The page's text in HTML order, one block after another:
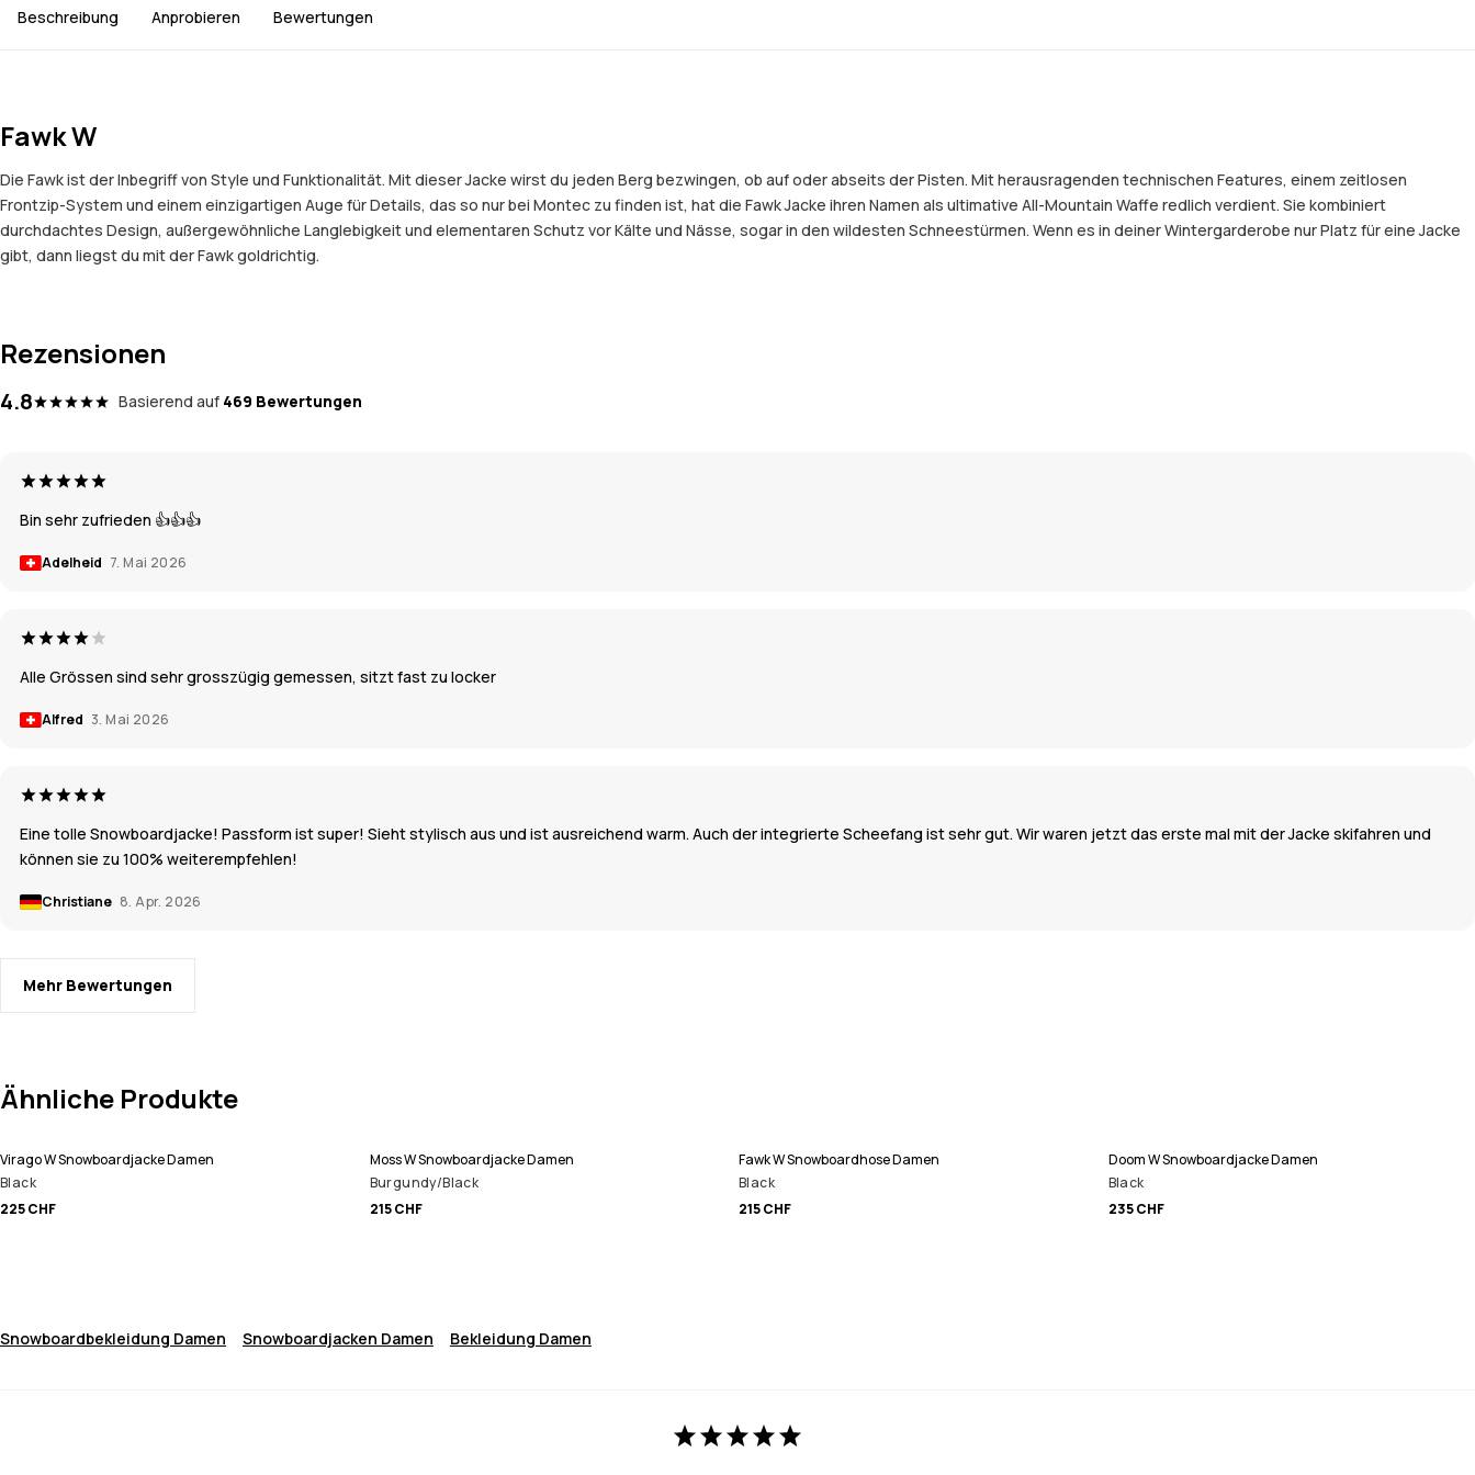
Beschreibung Anprobieren Bewertungen
Fawk W
Die Fawk ist der Inbegriff von Style und Funktionalität. Mit dieser Jacke wirst du jeden Berg bezwingen, ob auf oder abseits der Pisten. Mit herausragenden technischen Features, einem zeitlosen
Frontzip-System und einem einzigartigen Auge für Details, das so nur bei Montec zu finden ist, hat die Fawk Jacke ihren Namen als ultimative All-Mountain Waffe redlich verdient. Sie kombiniert
durchdachtes Design, außergewöhnliche Langlebigkeit und elementaren Schutz vor Kälte und Nässe, sogar in den wildesten Schneestürmen. Wenn es in deiner Wintergarderobe nur Platz für eine Jacke
gibt, dann liegst du mit der Fawk goldrichtig.
Rezensionen
4.8 Basierend auf 469 Bewertungen
Bin sehr zufrieden 👍👍👍
Adelheid 7. Mai 2026
Alle Grössen sind sehr grosszügig gemessen, sitzt fast zu locker
Alfred 3. Mai 2026
Eine tolle Snowboardjacke! Passform ist super! Sieht stylisch aus und ist ausreichend warm. Auch der integrierte Scheefang ist sehr gut. Wir waren jetzt das erste mal mit der Jacke skifahren und
können sie zu 100% weiterempfehlen!
Christiane 8. Apr. 2026
Mehr Bewertungen
Ähnliche Produkte
Virago W Snowboardjacke Damen
Black
225 CHF
Moss W Snowboardjacke Damen
Burgundy/Black
215 CHF
Fawk W Snowboardhose Damen
Black
215 CHF
Doom W Snowboardjacke Damen
Black
235 CHF
Snowboardbekleidung Damen Snowboardjacken Damen Bekleidung Damen